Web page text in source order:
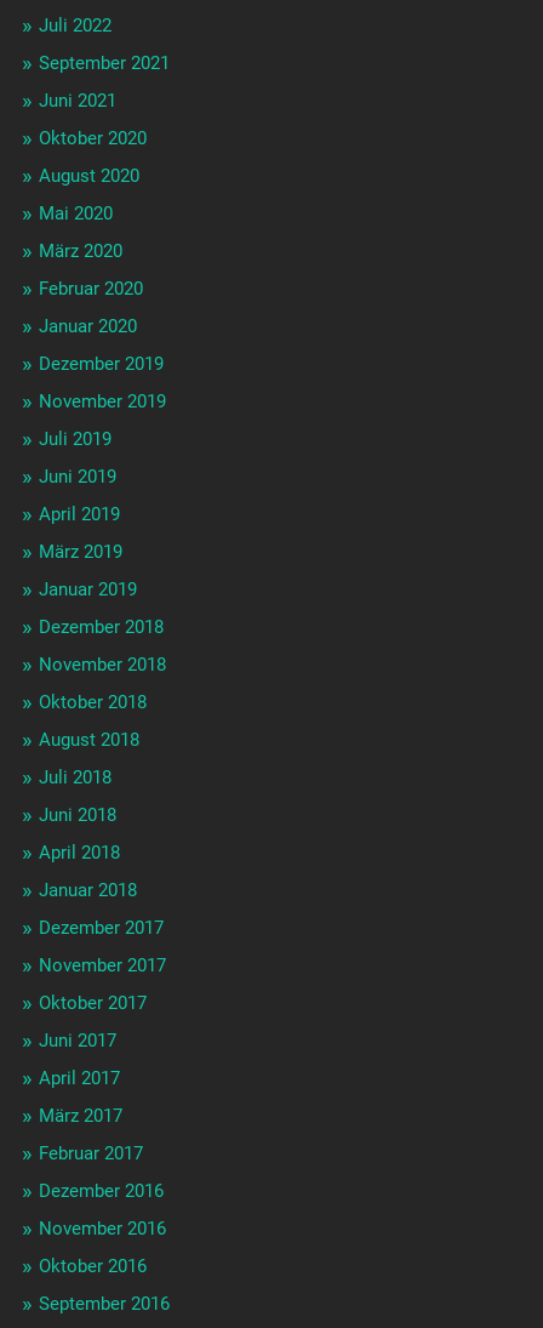
Juli 2022
September 2021
Juni 2021
Oktober 2020
August 2020
Mai 2020
März 2020
Februar 2020
Januar 2020
Dezember 2019
November 2019
Juli 2019
Juni 2019
April 2019
März 2019
Januar 2019
Dezember 2018
November 2018
Oktober 2018
August 2018
Juli 2018
Juni 2018
April 2018
Januar 2018
Dezember 2017
November 2017
Oktober 2017
Juni 2017
April 2017
März 2017
Februar 2017
Dezember 2016
November 2016
Oktober 2016
September 2016